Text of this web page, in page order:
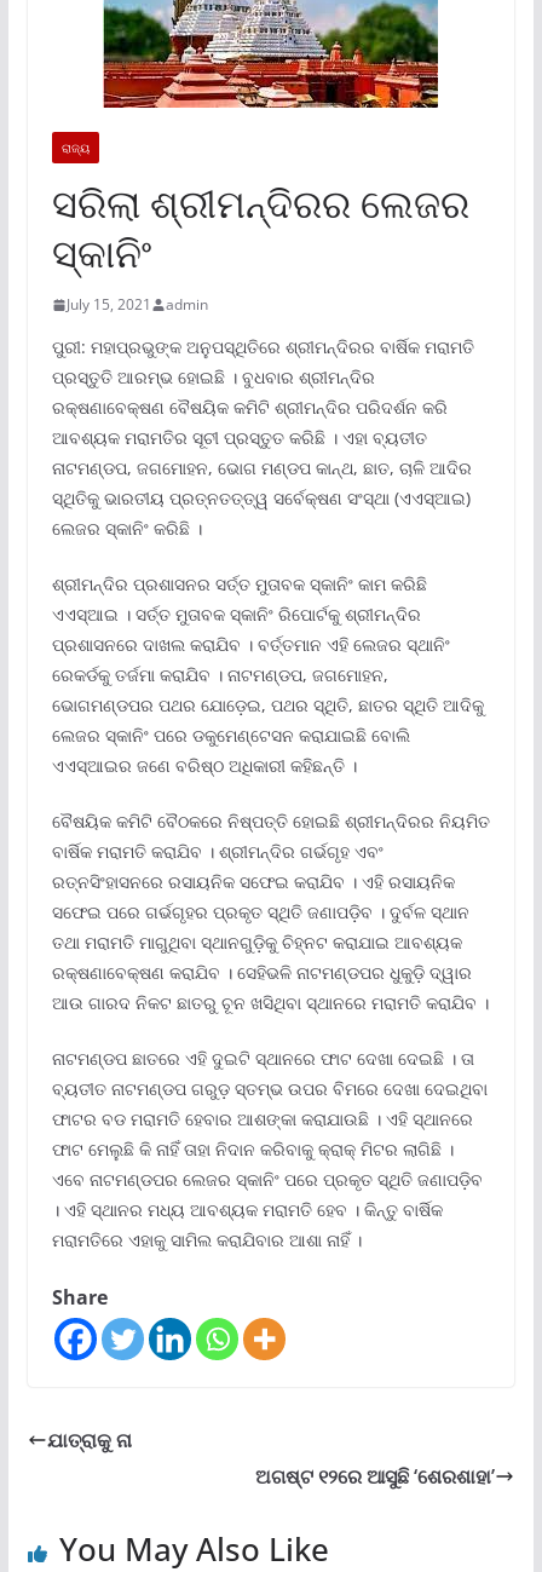
ରାଜ୍ୟ
ସରିଲା ଶ୍ରୀମନ୍ଦିରର ଲେଜର
ସ୍କାନିଂ
July 15, 2021 admin
ପୁରୀ: ମହାପ୍ରଭୁଙ୍କ ଅନୁପସ୍ଥିତିରେ ଶ୍ରୀମନ୍ଦିରର ବାର୍ଷିକ ମରାମତି
ପ୍ରସ୍ତୁତି ଆରମ୍ଭ ହୋଇଛି । ବୁଧବାର ଶ୍ରୀମନ୍ଦିର
ରକ୍ଷଣାବେକ୍ଷଣ ବୈଷୟିକ କମିଟି ଶ୍ରୀମନ୍ଦିର ପରିଦର୍ଶନ କରି
ଆବଶ୍ୟକ ମରାମତିର ସୂଚୀ ପ୍ରସ୍ତୁତ କରିଛି । ଏହା ବ୍ୟତୀତ
ନାଟମଣ୍ଡପ, ଜଗମୋହନ, ଭୋଗ ମଣ୍ଡପ କାନ୍ଥ, ଛାତ, ଚାଳି ଆଦିର
ସ୍ଥିତିକୁ ଭାରତୀୟ ପ୍ରତ୍ନତତ୍ତ୍ୱ ସର୍ବେକ୍ଷଣ ସଂସ୍ଥା (ଏଏସ୍ଆଇ)
ଲେଜର ସ୍କାନିଂ କରିଛି ।
ଶ୍ରୀମନ୍ଦିର ପ୍ରଶାସନର ସର୍ତ୍ତ ମୁତାବକ ସ୍କାନିଂ କାମ କରିଛି
ଏଏସ୍ଆଇ । ସର୍ତ୍ତ ମୁତାବକ ସ୍କାନିଂ ରିପୋର୍ଟକୁ ଶ୍ରୀମନ୍ଦିର
ପ୍ରଶାସନରେ ଦାଖଲ କରାଯିବ । ବର୍ତ୍ତମାନ ଏହି ଲେଜର ସ୍ଥାନିଂ
ରେକର୍ଡକୁ ତର୍ଜମା କରାଯିବ । ନାଟମଣ୍ଡପ, ଜଗମୋହନ,
ଭୋଗମଣ୍ଡପର ପଥର ଯୋଡ଼େଇ, ପଥର ସ୍ଥିତି, ଛାତର ସ୍ଥିତି ଆଦିକୁ
ଲେଜର ସ୍କାନିଂ ପରେ ଡକୁମେଣ୍ଟେସନ କରାଯାଇଛି ବୋଲି
ଏଏସ୍ଆଇର ଜଣେ ବରିଷ୍ଠ ଅଧିକାରୀ କହିଛନ୍ତି ।
ବୈଷୟିକ କମିଟି ବୈଠକରେ ନିଷ୍ପତ୍ତି ହୋଇଛି ଶ୍ରୀମନ୍ଦିରର ନିୟମିତ
ବାର୍ଷିକ ମରାମତି କରାଯିବ । ଶ୍ରୀମନ୍ଦିର ଗର୍ଭଗୃହ ଏବଂ
ରତ୍ନସିଂହାସନରେ ରସାୟନିକ ସଫେଇ କରାଯିବ । ଏହି ରସାୟନିକ
ସଫେଇ ପରେ ଗର୍ଭଗୃହର ପ୍ରକୃତ ସ୍ଥିତି ଜଣାପଡ଼ିବ । ଦୁର୍ବଳ ସ୍ଥାନ
ତଥା ମରାମତି ମାଗୁଥିବା ସ୍ଥାନଗୁଡ଼ିକୁ ଚିହ୍ନଟ କରାଯାଇ ଆବଶ୍ୟକ
ରକ୍ଷଣାବେକ୍ଷଣ କରାଯିବ । ସେହିଭଳି ନାଟମଣ୍ଡପର ଧୁକୁଡ଼ି ଦ୍ୱାର
ଆଉ ଗାରଦ ନିକଟ ଛାତରୁ ଚୂନ ଖସିଥିବା ସ୍ଥାନରେ ମରାମତି କରାଯିବ ।
ନାଟମଣ୍ଡପ ଛାତରେ ଏହି ଦୁଇଟି ସ୍ଥାନରେ ଫାଟ ଦେଖା ଦେଇଛି । ତା
ବ୍ୟତୀତ ନାଟମଣ୍ଡପ ଗରୁଡ଼ ସ୍ତମ୍ଭ ଉପର ବିମରେ ଦେଖା ଦେଇଥିବା
ଫାଟର ବଡ ମରାମତି ହେବାର ଆଶଙ୍କା କରାଯାଉଛି । ଏହି ସ୍ଥାନରେ
ଫାଟ ମେଲୁଛି କି ନାହିଁ ତାହା ନିଦାନ କରିବାକୁ କ୍ରାକ୍ ମିଟର ଲାଗିଛି ।
ଏବେ ନାଟମଣ୍ଡପର ଲେଜର ସ୍କାନିଂ ପରେ ପ୍ରକୃତ ସ୍ଥିତି ଜଣାପଡ଼ିବ
। ଏହି ସ୍ଥାନର ମଧ୍ୟ ଆବଶ୍ୟକ ମରାମତି ହେବ । କିନ୍ତୁ ବାର୍ଷିକ
ମରାମତିରେ ଏହାକୁ ସାମିଲ କରାଯିବାର ଆଶା ନାହିଁ ।
Share
ଯାତ୍ରାକୁ ନା
ଅଗଷ୍ଟ ୧୨ରେ ଆସୁଛି ‘ଶେରଶାହା’
You May Also Like